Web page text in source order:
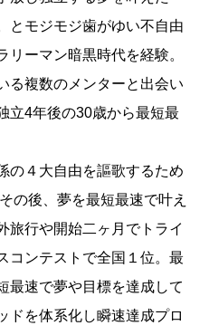
とモジモジ歯がゆい不自由
ーマン暗黒時代を経験。
る複数のメンターと出会い
立4年後の30歳から最短最
の４大自由を謳歌するため
の後、夢を最短最速で叶え
旅行や開始二ヶ月でトライ
コンテストで全国１位。最
最速で夢や目標を達成して
ドを体系化し瞬速達成プロ